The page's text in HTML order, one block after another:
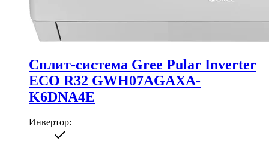
Сплит-система Gree Pular Inverter
ECO R32 GWH07AGAXA-
K6DNA4E
Инвертор: